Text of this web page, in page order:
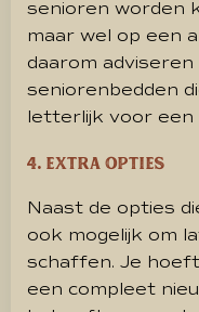
senioren worden
maar wel op een
daarom
seniorenbedden
letterlijk voor een
4. Extra opties
Naast de opties
ook mogelijk om
schaffen. Je
een compleet